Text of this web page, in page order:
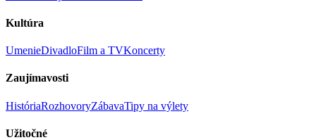
Kultúra
UmenieDivadloFilm a TVKoncerty
Zaujímavosti
HistóriaRozhovoryZábavaTipy na výlety
Užitočné